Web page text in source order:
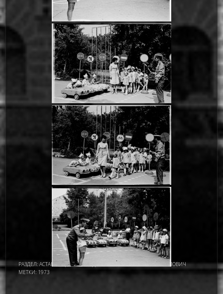
РАЗДЕЛ:АСТАНА - ЦЕЛИНОГРАД
ИМАМОВ НУРМУХАМАТ ИМАМОВИЧ
МЕТКИ: 1973